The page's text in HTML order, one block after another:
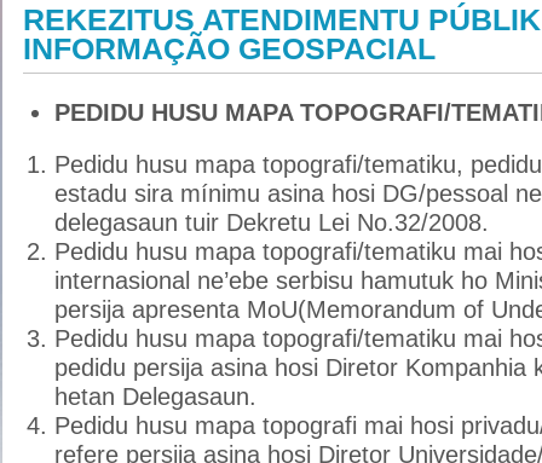
REKEZITUS ATENDIMENTU
INFORMAÇÃO GEOSPACIAL
PEDIDU HUSU MAPA TOPOGRAFI/
Pedidu husu mapa topografi/tematiku,
estadu sira mínimu asina hosi DG/pessoal
delegasaun tuir Dekretu Lei No.32/2008.
Pedidu husu mapa topografi/tematiku mai
internasional ne’ebe serbisu hamutuk ho
persija apresenta MoU(Memorandum of
Pedidu husu mapa topografi/tematiku mai
pedidu persija asina hosi Diretor Kompanhia
hetan Delegasaun.
Pedidu husu mapa topografi mai hosi
refere persija asina hosi Diretor